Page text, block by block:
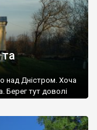
над Дністром. Хоча
Берег тут доволі
навколишніх